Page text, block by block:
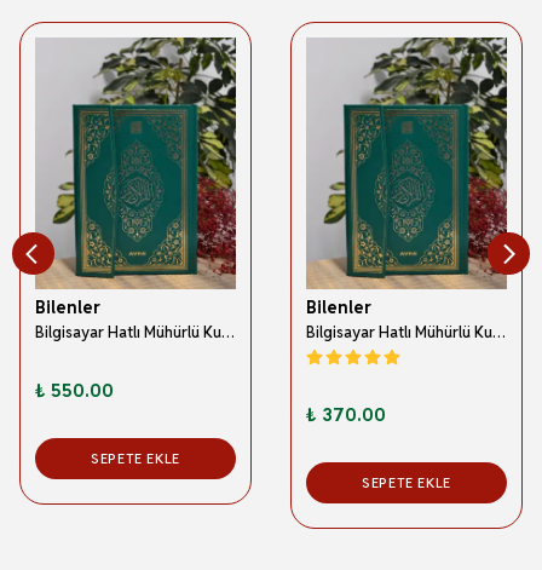
Bilenler
Bilgisayar Hatlı Mühürlü Kur'an-ı Kerim Rahle Boy Yeşil
₺ 550.00
SEPETE EKLE
Bilenler
Bilgisayar Hatlı Mühürlü Kur'an-ı Kerim Orta Boy Yeşil
₺ 370.00
SEPETE EKLE